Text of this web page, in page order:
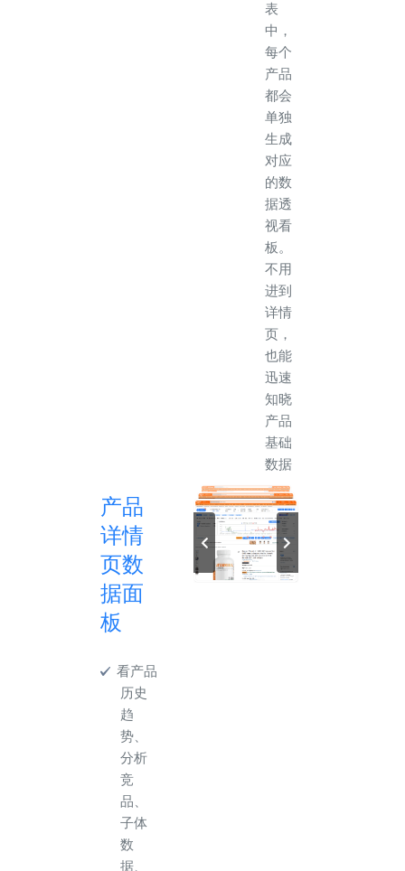
表
中，
每个
产品
都会
单独
生成
对应
的数
据透
视看
板。
不用
进到
详情
页，
也能
迅速
知晓
产品
基础
数据
产品
详情
页数
据面
板
看产品
历史
趋
势、
分析
竞
品、
子体
数
据、